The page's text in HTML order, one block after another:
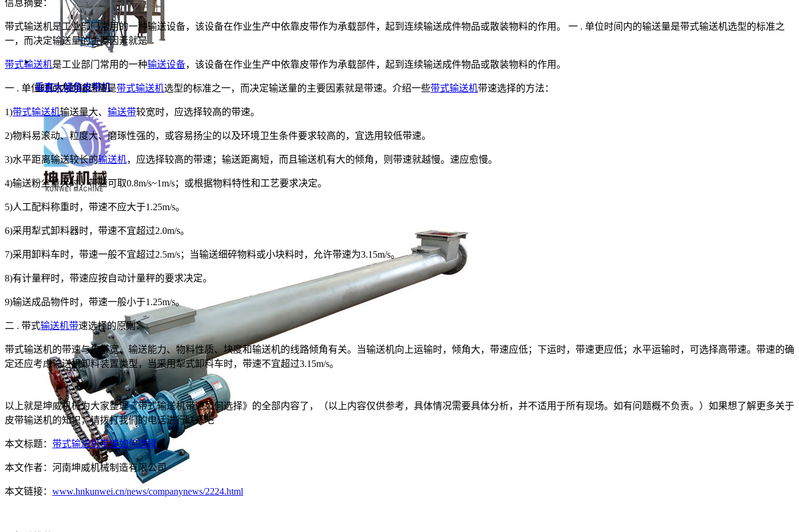
垂直大倾角皮带机
信息摘要：
带式输送机是工业部门常用的一种输送设备，该设备在作业生产中依靠皮带作为承载部件，起到连续输送成件物品或散装物料的作用。 一 . 单位时间内的输送量是带式输送机选型的标准之
一，而决定输送量的主要因素就是
带式输送机是工业部门常用的一种输送设备，该设备在作业生产中依靠皮带作为承载部件，起到连续输送成件物品或散装物料的作用。
一 . 单位时间内的输送量是带式输送机选型的标准之一，而决定输送量的主要因素就是带速。介绍一些带式输送机带速选择的方法：
1)带式输送机输送量大、 输送带较宽时，应选择较高的带速。
2)物料易滚动、粒度大、磨琢性强的，或容易扬尘的以及环境卫生条件要求较高的，宜选用较低带速。
3)水平距离输送较长的输送机，应选择较高的带速；输送距离短，而且输送机有大的倾角，则带速就越慢。速应愈慢。
4)输送粉尘量大时，带速可取0.8m/s~1m/s；或根据物料特性和工艺要求决定。
5)人工配料称重时，带速不应大于1.25m/s。
6)采用犁式卸料器时，带速不宜超过2.0m/s。
7)采用卸料车时，带速一般不宜超过2.5m/s；当输送细碎物料或小块料时，允许带速为3.15m/s。
8)有计量秤时，带速应按自动计量秤的要求决定。
9)输送成品物件时，带速一般小于1.25m/s。
二 . 带式输送机带速选择的原则：
带式输送机的带速与皮带宽、输送能力、物料性质、块度和输送机的线路倾角有关。当输送机向上运输时，倾角大，带速应低；下运时，带速更应低；水平运输时，可选择高带速。带速的确
定还应考虑输送机卸料装置类型，当采用犁式卸料车时，带速不宜超过3.15m/s。
以上就是坤威机械为大家整理《带式输送机带速如何选择》的全部内容了，（以上内容仅供参考，具体情况需要具体分析，并不适用于所有现场。如有问题概不负责。）如果想了解更多关于
皮带输送机的知识，请拨打我们的电话进行联系吧
本文标题： 带式输送机带速如何选择
本文作者： 河南坤威机械制造有限公司
本文链接： www.hnkunwei.cn/news/companynews/2224.html